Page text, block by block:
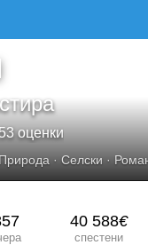
оценки
· Селски ·
40 588€
спестени